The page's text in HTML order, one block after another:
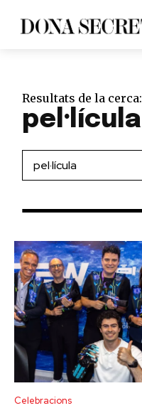
Resultats de la cerca:
pel·lícula
Celebracions